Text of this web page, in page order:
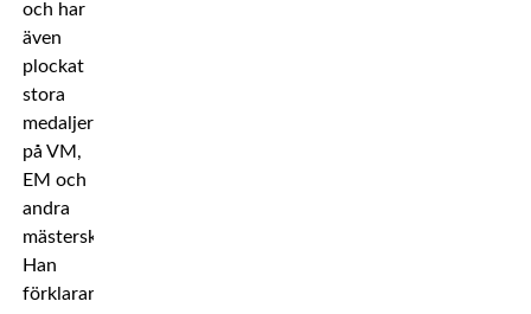
och har
även
plockat
stora
medaljer
på VM,
EM och
andra
mästerskap.
Han
förklarar